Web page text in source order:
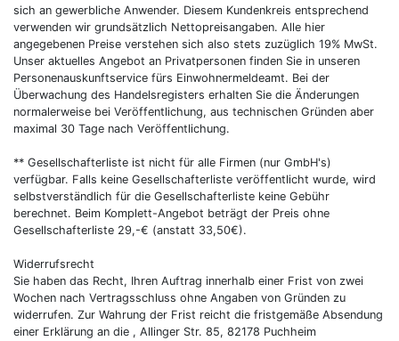
sich an gewerbliche Anwender. Diesem Kundenkreis entsprechend
verwenden wir grundsätzlich Nettopreisangaben. Alle hier
angegebenen Preise verstehen sich also stets zuzüglich 19% MwSt.
Unser aktuelles Angebot an Privatpersonen finden Sie in unseren
Personenauskunftservice fürs Einwohnermeldeamt. Bei der
Überwachung des Handelsregisters erhalten Sie die Änderungen
normalerweise bei Veröffentlichung, aus technischen Gründen aber
maximal 30 Tage nach Veröffentlichung.
** Gesellschafterliste ist nicht für alle Firmen (nur GmbH's)
verfügbar. Falls keine Gesellschafterliste veröffentlicht wurde, wird
selbstverständlich für die Gesellschafterliste keine Gebühr
berechnet. Beim Komplett-Angebot beträgt der Preis ohne
Gesellschafterliste 29,-€ (anstatt 33,50€).
Widerrufsrecht
Sie haben das Recht, Ihren Auftrag innerhalb einer Frist von zwei
Wochen nach Vertragsschluss ohne Angaben von Gründen zu
widerrufen. Zur Wahrung der Frist reicht die fristgemäße Absendung
einer Erklärung an die , Allinger Str. 85, 82178 Puchheim